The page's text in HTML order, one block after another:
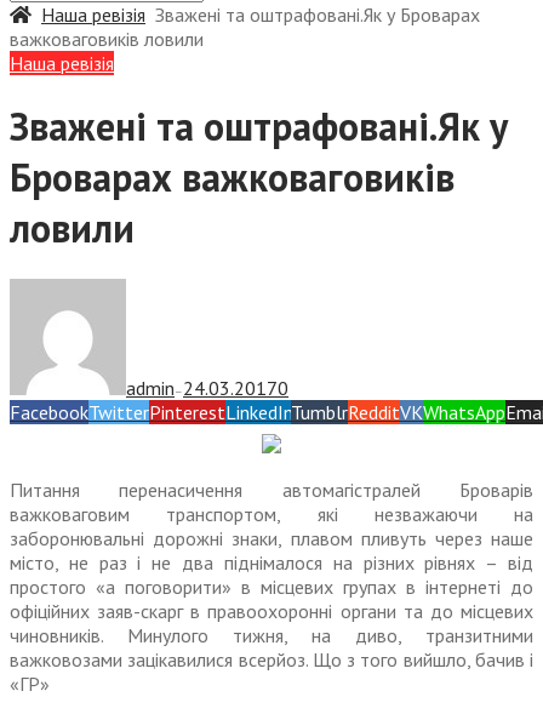
Наша ревізія Зважені та оштрафовані.Як у Броварах
важковаговиків ловили
Наша ревізія
Зважені та оштрафовані.Як у
Броварах важковаговиків
ловили
admin — 24.03.20170
FacebookTwitterPinterestLinkedInTumblrRedditVKWhatsApp
Питання перенасичення автомагістралей Броварів
важковаговим транспортом, які незважаючи на
заборонювальні дорожні знаки, плавом пливуть через наше
місто, не раз і не два піднімалося на різних рівнях – від
простого «а поговорити» в місцевих групах в інтернеті до
офіційних заяв-скарг в правоохоронні органи та до місцевих
чиновників. Минулого тижня, на диво, транзитними
важковозами зацікавилися всерйоз. Що з того вийшло, бачив і
«ГР»